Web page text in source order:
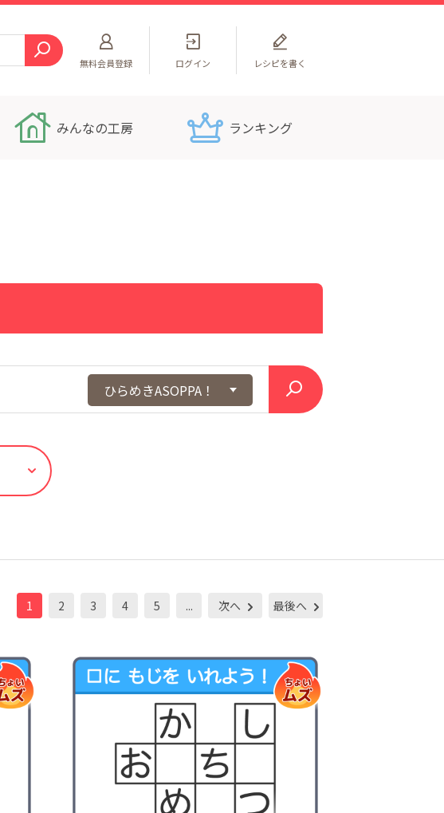
無料会員登録 ログイン レシピを書く
みんなの工房 ランキング
ひらめきASOPPA！
1 2 3 4 5 ... 次へ 最後へ